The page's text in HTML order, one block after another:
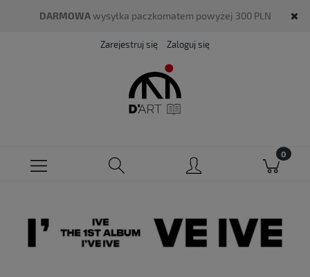
DARMOWAwysyłka paczkomatem powyżej 300 PLN
Zarejestruj się Zaloguj się